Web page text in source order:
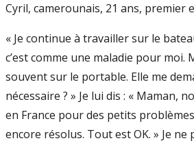
Cyril, camerounais, 21 ans, premier
« Je continue à travailler sur le
c’est comme une maladie pour moi.
souvent sur le portable. Elle me
nécessaire ? » Je lui dis : « Maman,
en France pour des petits
encore résolus. Tout est OK. » Je ne